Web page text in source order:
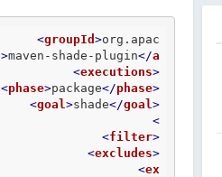
<groupId>org.apac
>maven-shade-plugin</a
<executions>
<phase>package</phase>
<goal>shade</goal>
<
<filter>
<excludes>
<ex